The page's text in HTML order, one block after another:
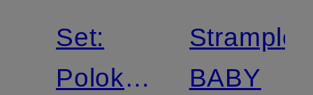
LAUREN
Set:
Polokleid
LAUREN
Strampler
BABY